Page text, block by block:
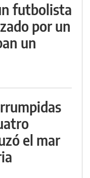
futbolista
por un
un
el mar